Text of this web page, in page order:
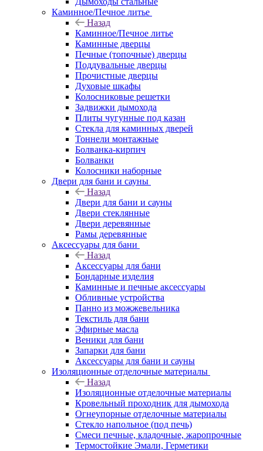
Каминное/Печное литье
Назад
Каминное/Печное литье
Каминные дверцы
Печные (топочные) дверцы
Поддувальные дверцы
Прочистные дверцы
Духовые шкафы
Колосниковые решетки
Задвижки дымохода
Плиты чугунные под казан
Стекла для каминных дверей
Тоннели монтажные
Болванка-кирпич
Болванки
Колосники наборные
Двери для бани и сауны
Назад
Двери для бани и сауны
Двери стеклянные
Двери деревянные
Рамы деревянные
Аксессуары для бани
Назад
Аксессуары для бани
Бондарные изделия
Каминные и печные аксессуары
Обливные устройства
Панно из можжевельника
Текстиль для бани
Эфирные масла
Веники для бани
Запарки для бани
Аксессуары для бани и сауны
Изоляционные отделочные материалы
Назад
Изоляционные отделочные материалы
Кровельный проходник для дымохода
Огнеупорные отделочные материалы
Стекло напольное (под печь)
Смеси печные, кладочные, жаропрочные
Термостойкие Эмали, Герметики